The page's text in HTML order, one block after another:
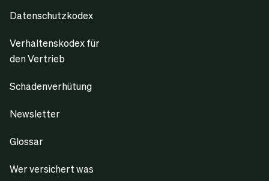
Datenschutzkodex
Verhaltenskodex für
den Vertrieb
Schadenverhütung
Newsletter
Glossar
Wer versichert was